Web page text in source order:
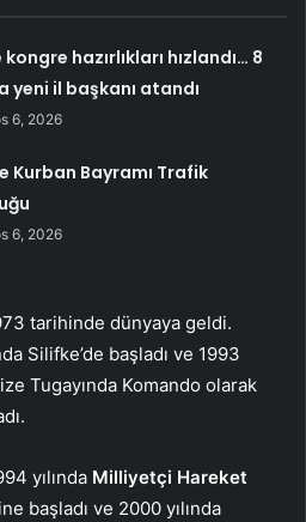
kongre hazırlıkları hızlandı… 8
yeni il başkanı atandı
6, 2026
Kurban Bayramı Trafik
6, 2026
tarihinde dünyaya geldi.
Silifke’de başladı ve 1993
Tugayında Komando olarak
yılında Milliyetçi Hareket
başladı ve 2000 yılında